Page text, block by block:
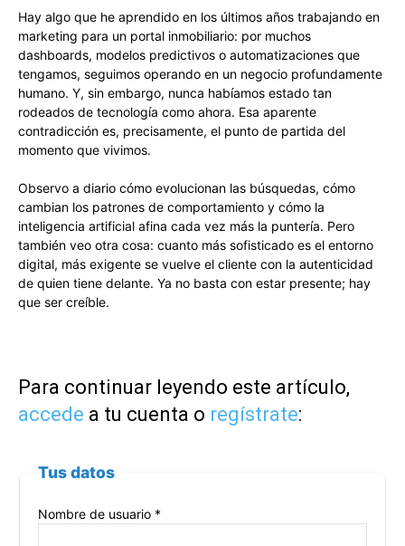
Hay algo que he aprendido en los últimos años trabajando en
marketing para un portal inmobiliario: por muchos
dashboards, modelos predictivos o automatizaciones que
tengamos, seguimos operando en un negocio profundamente
humano. Y, sin embargo, nunca habíamos estado tan
rodeados de tecnología como ahora. Esa aparente
contradicción es, precisamente, el punto de partida del
momento que vivimos.
Observo a diario cómo evolucionan las búsquedas, cómo
cambian los patrones de comportamiento y cómo la
inteligencia artificial afina cada vez más la puntería. Pero
también veo otra cosa: cuanto más sofisticado es el entorno
digital, más exigente se vuelve el cliente con la autenticidad
de quien tiene delante. Ya no basta con estar presente; hay
que ser creíble.
Para continuar leyendo este artículo,
accede a tu cuenta o regístrate:
Tus datos
Nombre de usuario *